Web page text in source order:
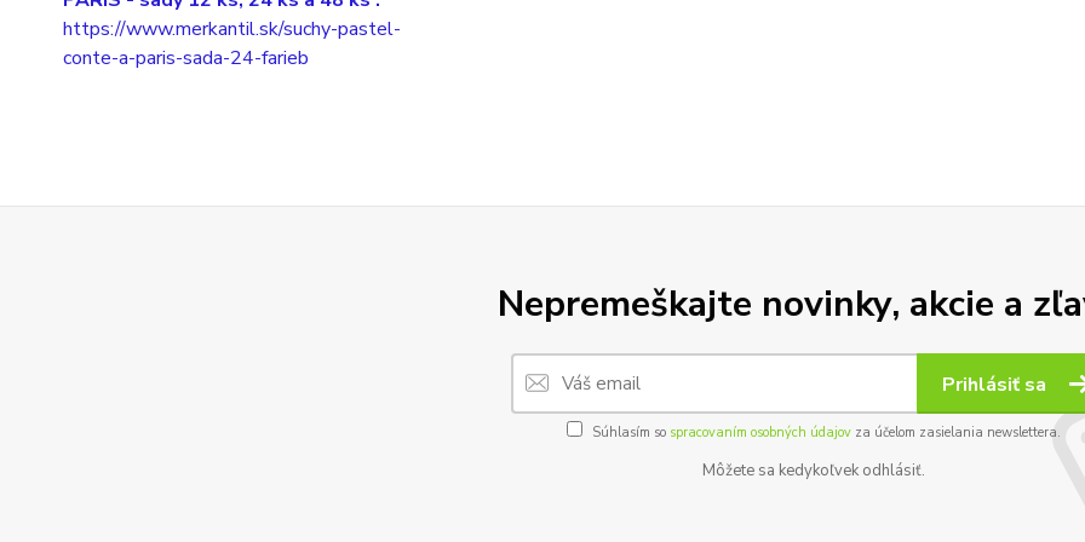
https://www.merkantil.sk/suchy-pastel-
conte-a-paris-sada-24-farieb
Nepremeškajte novinky, akcie a
Prihlásiť sa
Súhlasím so spracovaním osobných údajov za účelom zasielania newslettera.
Môžete sa kedykoľvek odhlásiť.